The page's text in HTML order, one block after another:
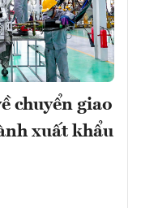
chuyển giao
xuất khẩu